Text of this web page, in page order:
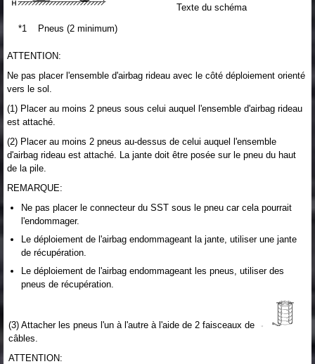
Texte du schéma
*1
Pneus (2 minimum)
ATTENTION:
Ne pas placer l'ensemble d'airbag rideau avec le côté déploiement orienté
vers le sol.
(1) Placer au moins 2 pneus sous celui auquel l'ensemble d'airbag rideau
est attaché.
(2) Placer au moins 2 pneus au-dessus de celui auquel l'ensemble
d'airbag rideau est attaché. La jante doit être posée sur le pneu du haut
de la pile.
REMARQUE:
Ne pas placer le connecteur du SST sous le pneu car cela pourrait
l'endommager.
Le déploiement de l'airbag endommageant la jante, utiliser une jante
de récupération.
Le déploiement de l'airbag endommageant les pneus, utiliser des
pneus de récupération.
(3) Attacher les pneus l'un à l'autre à l'aide de 2 faisceaux de
câbles.
ATTENTION: